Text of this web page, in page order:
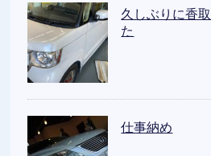
久しぶりに香
た
仕事納め